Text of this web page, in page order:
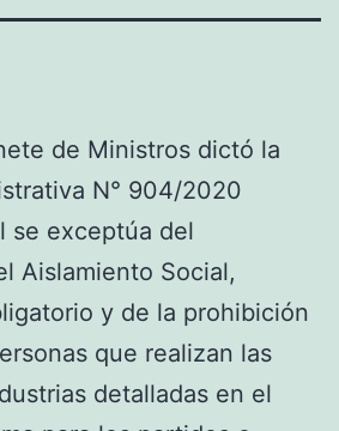
de Ministros dictó la
N° 904/2020
se exceptúa del
Aislamiento Social,
y de la prohibición
que realizan las
detalladas en el